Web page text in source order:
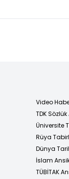
Video
TDK
Üniversite
Rüya
Dünya
İslam
TÜBİTAK